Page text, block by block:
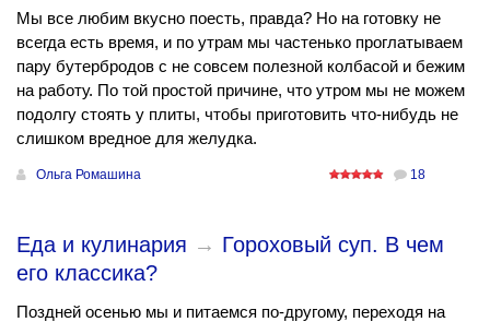
Мы все любим вкусно поесть, правда? Но на готовку не
всегда есть время, и по утрам мы частенько проглатываем
пару бутербродов с не совсем полезной колбасой и бежим
на работу. По той простой причине, что утром мы не можем
подолгу стоять у плиты, чтобы приготовить что-нибудь не
слишком вредное для желудка.
Ольга Ромашина 18
Еда и кулинария → Гороховый суп. В чем
его классика?
Поздней осенью мы и питаемся по-другому, переходя на